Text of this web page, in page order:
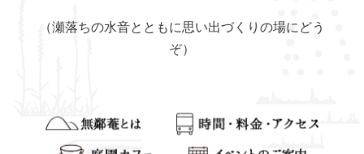
（瀬落ちの水音とともに思い出づくりの場にどう
ぞ）